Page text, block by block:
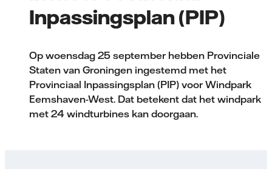
Inpassingsplan (PIP)
Op woensdag 25 september hebben Provinciale
Staten van Groningen ingestemd met het
Provinciaal Inpassingsplan (PIP) voor Windpark
Eemshaven-West. Dat betekent dat het windpark
met 24 windturbines kan doorgaan.